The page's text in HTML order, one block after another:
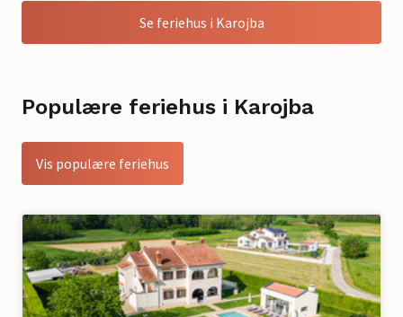
Se feriehus i Karojba
Populære feriehus i Karojba
Vis populære feriehus